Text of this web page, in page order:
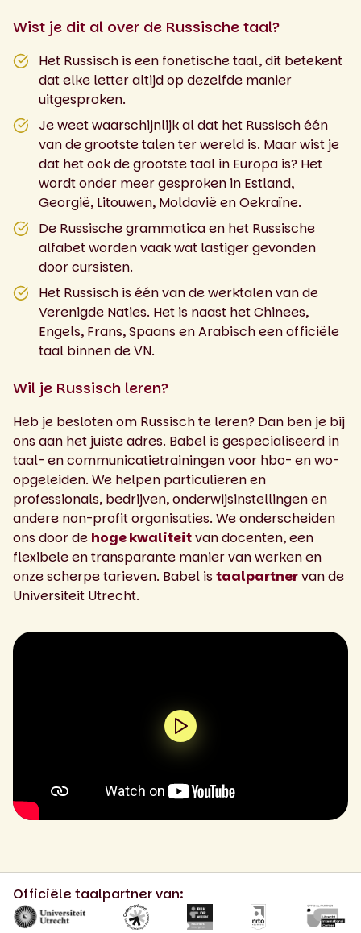
Wist je dit al over de Russische taal?
Het Russisch is een fonetische taal, dit betekent
dat elke letter altijd op dezelfde manier
uitgesproken.
Je weet waarschijnlijk al dat het Russisch één
van de grootste talen ter wereld is. Maar wist je
dat het ook de grootste taal in Europa is? Het
wordt onder meer gesproken in Estland,
Georgië, Litouwen, Moldavië en Oekraïne.
De Russische grammatica en het Russische
alfabet worden vaak wat lastiger gevonden
door cursisten.
Het Russisch is één van de werktalen van de
Verenigde Naties. Het is naast het Chinees,
Engels, Frans, Spaans en Arabisch een officiële
taal binnen de VN.
Wil je Russisch leren?
Heb je besloten om Russisch te leren? Dan ben je bij
ons aan het juiste adres. Babel is gespecialiseerd in
taal- en communicatietrainingen voor hbo- en wo-
opgeleiden. We helpen particulieren en
professionals, bedrijven, onderwijsinstellingen en
andere non-profit organisaties. We onderscheiden
ons door de hoge kwaliteitvan docenten, een
flexibele en transparante manier van werken en
onze scherpe tarieven. Babel istaalpartnervan de
Universiteit Utrecht.
0:00 / 2:05
Officiële taalpartner van: